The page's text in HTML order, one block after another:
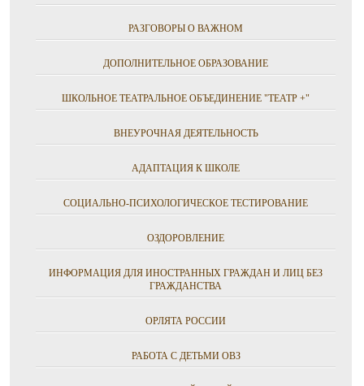
РАЗГОВОРЫ О ВАЖНОМ
ДОПОЛНИТЕЛЬНОЕ ОБРАЗОВАНИЕ
ШКОЛЬНОЕ ТЕАТРАЛЬНОЕ ОБЪЕДИНЕНИЕ "ТЕАТР +"
ВНЕУРОЧНАЯ ДЕЯТЕЛЬНОСТЬ
АДАПТАЦИЯ К ШКОЛЕ
СОЦИАЛЬНО-ПСИХОЛОГИЧЕСКОЕ ТЕСТИРОВАНИЕ
ОЗДОРОВЛЕНИЕ
ИНФОРМАЦИЯ ДЛЯ ИНОСТРАННЫХ ГРАЖДАН И ЛИЦ БЕЗ
ГРАЖДАНСТВА
ОРЛЯТА РОССИИ
РАБОТА С ДЕТЬМИ ОВЗ